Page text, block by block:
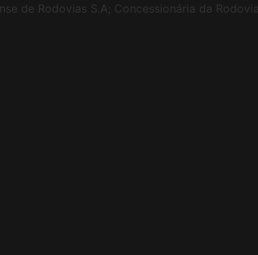
de Rodovias S.A; Concessionária da